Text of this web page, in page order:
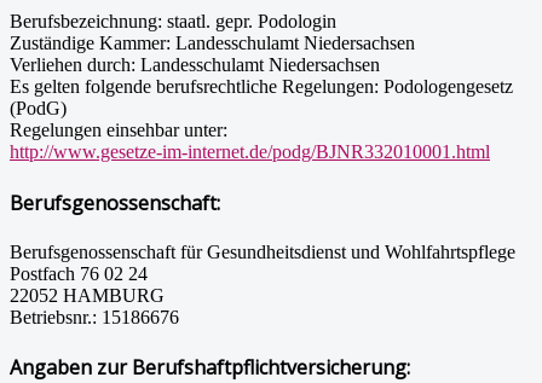
Berufsbezeichnung: staatl. gepr. Podologin
Zuständige Kammer: Landesschulamt Niedersachsen
Verliehen durch: Landesschulamt Niedersachsen
Es gelten folgende berufsrechtliche Regelungen: Podologengesetz
(PodG)
Regelungen einsehbar unter:
http://www.gesetze-im-internet.de/podg/BJNR332010001.html
Berufsgenossenschaft:
Berufsgenossenschaft für Gesundheitsdienst und Wohlfahrtspflege
Postfach 76 02 24
22052 HAMBURG
Betriebsnr.: 15186676
Angaben zur Berufshaftpflichtversicherung: